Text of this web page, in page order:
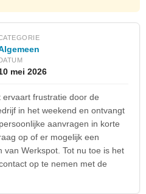
mei 2026
frustratie door de
in het weekend en ontvangt
aanvragen in korte
op of er mogelijk een
van Werkspot. Tot nu toe is het
op te nemen met de